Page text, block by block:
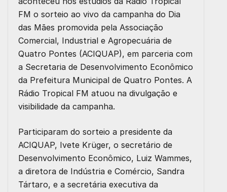
FM o sorteio ao vivo da campanha do Dia
das Mães promovida pela Associação
Comercial, Industrial e Agropecuária de
Quatro Pontes (ACIQUAP), em parceria com
a Secretaria de Desenvolvimento Econômico
da Prefeitura Municipal de Quatro Pontes. A
Rádio Tropical FM atuou na divulgação e
visibilidade da campanha.
Participaram do sorteio a presidente da
ACIQUAP, Ivete Krüger, o secretário de
Desenvolvimento Econômico, Luiz Wammes,
a diretora de Indústria e Comércio, Sandra
Tártaro, e a secretária executiva da